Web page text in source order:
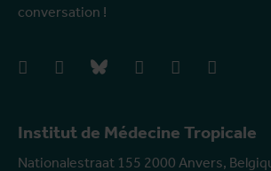
Institut de Médecine Tropicale
Nationalestraat 155 2000 Anvers,
conversation !
facebookinstagrambluesky linkedIn youtube